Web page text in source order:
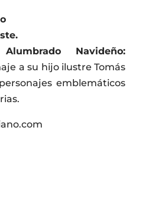
Navideño:
a su hijo ilustre Tomás
emblemáticos